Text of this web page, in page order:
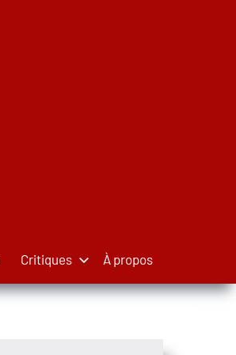
Critiques À propos